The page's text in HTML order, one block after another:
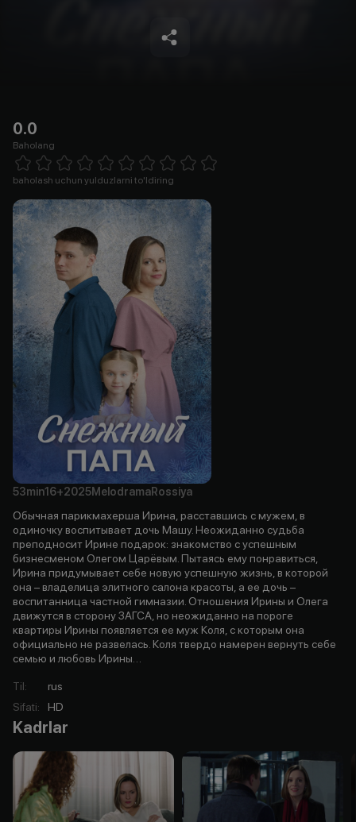
0.0
Baholang
1 Star 2 Stars 3 Stars 4 Stars5 Stars 6 Stars7 Stars8 Stars
baholash uchun yulduzlarni to'ldiring
53min16+2025MelodramaRossiya
Обычная парикмахерша Ирина, расставшись с мужем, в
одиночку воспитывает дочь Машу. Неожиданно судьба
преподносит Ирине подарок: знакомство с успешным
бизнесменом Олегом Царёвым. Пытаясь ему понравиться,
Ирина придумывает себе новую успешную жизнь, в которой
она – владелица элитного салона красоты, а ее дочь –
воспитанница частной гимназии. Отношения Ирины и Олега
движутся в сторону ЗАГСА, но неожиданно на пороге
квартиры Ирины появляется ее муж Коля, с которым она
официально не развелась. Коля твердо намерен вернуть себе
семью и любовь Ирины…
Til:
rus
Sifati: HD
Kadrlar